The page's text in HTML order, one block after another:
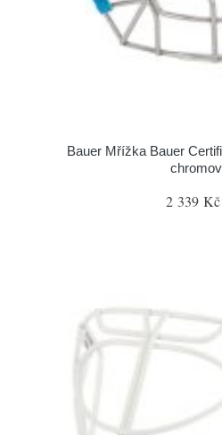
Bauer Mřížka Bauer
2 339 Kč